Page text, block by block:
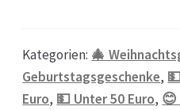
Kategorien: 🎄
Geburtstagsgeschenke,
Euro, 💵 Unter 50 Euro, 😊